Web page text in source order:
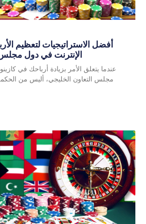
أفضل الاستراتيجيات لتعظيم
الإنترنت في دول مجلس
عندما يتعلق الأمر بزيادة أرباحك في
مجلس التعاون الخليجي، أليس من الحكمة